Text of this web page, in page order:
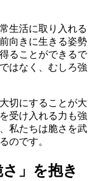
生活に取り入れる
向きに生きる姿勢
ることができるで
はなく、むしろ強
切にすることが大
受け入れる力も強
私たちは脆さを武
のです。
」を抱き